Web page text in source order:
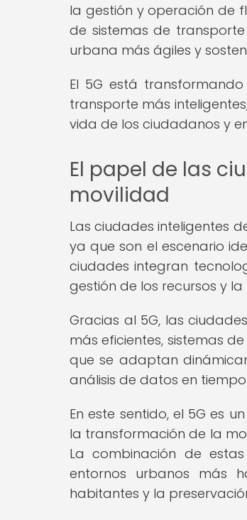
la gestión y operación de
de sistemas de
urbana más ágiles y
El 5G está
transporte más
vida de los ciudadanos y
El papel de las
movilidad
Las ciudades inteligentes
ya que son el escenario
ciudades integran
gestión de los recursos y
Gracias al 5G, las
más eficientes, sistemas
que se adaptan
análisis de datos en
En este sentido, el 5G es
la transformación de la
La combinación de
entornos urbanos más
habitantes y la